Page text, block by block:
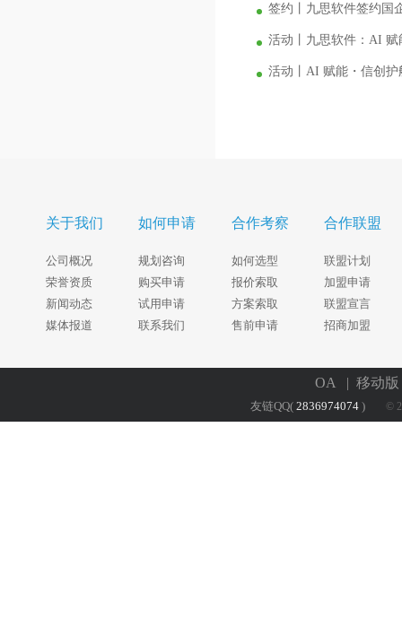
签约丨九思软件签约国
活动丨九思软件：AI
活动丨AI 赋能・信创
关于我们
公司概况
荣誉资质
新闻动态
媒体报道
如何申请
规划咨询
购买申请
试用申请
联系我们
合作考察
如何选型
报价索取
方案索取
售前申请
合作联盟
联盟计划
加盟申请
联盟宣言
招商加盟
OA | 移动
友链QQ( 2836974074 ) ©